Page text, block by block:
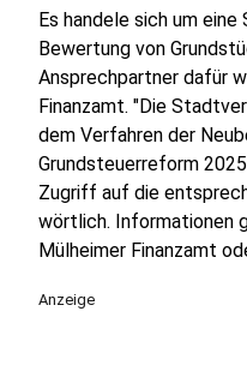
Es handele sich um
Bewertung von
Ansprechpartner dafür
Finanzamt. "Die
dem Verfahren der
Grundsteuerreform
Zugriff auf die
wörtlich. Informationen
Mülheimer Finanzamt
Anzeige